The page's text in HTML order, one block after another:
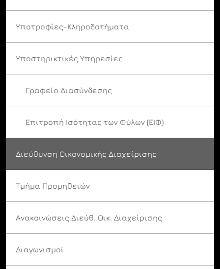
Υποτροφίες-Κληροδοτήματα
Υποστηρικτικές Υπηρεσίες
Γραφείο Διασύνδεσης
Επιτροπή Ισότητας των Φύλων (ΕΙΦ)
Διεύθυνση Οικονομικής Διαχείρισης
Τμήμα Προμηθειών
Ανακοινώσεις Διεύθ. Οικ. Διαχείρισης
Διαγωνισμοί